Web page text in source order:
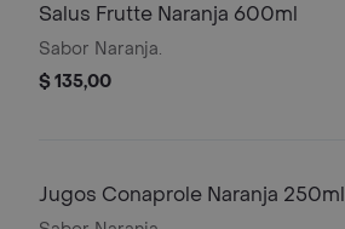
Salus Frutte Naranja 600ml
Sabor Naranja.
$ 135,00
Jugos Conaprole Naranja 250ml